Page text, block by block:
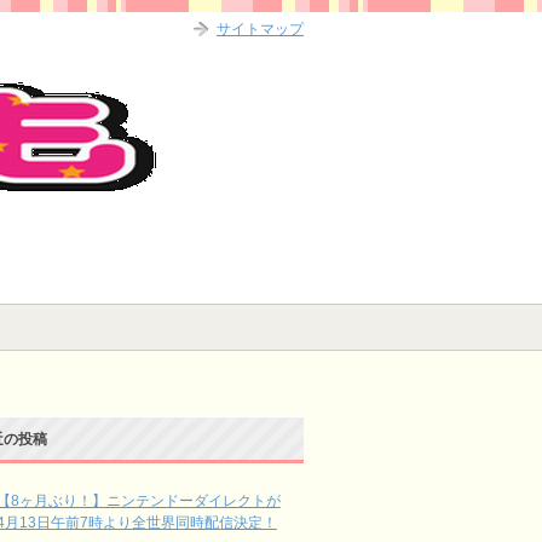
の投稿
8ヶ月ぶり！】ニンテンドーダイレクトが
月13日午前7時より全世界同時配信決定！
サイトマップ